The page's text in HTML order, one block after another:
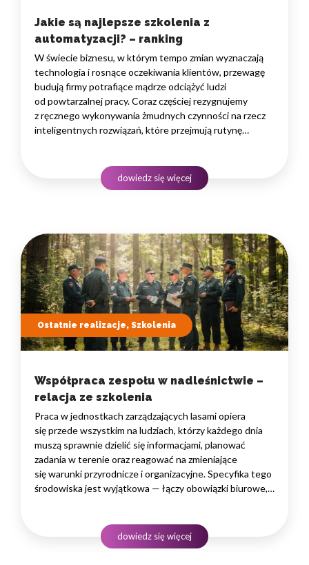
Jakie są najlepsze szkolenia z
automatyzacji? – ranking
W świecie biznesu, w którym tempo zmian wyznaczają
technologia i rosnące oczekiwania klientów, przewagę
budują firmy potrafiące mądrze odciążyć ludzi
od powtarzalnej pracy. Coraz częściej rezygnujemy
z ręcznego wykonywania żmudnych czynności na rzecz
inteligentnych rozwiązań, które przejmują rutynę
rozwojowego to decyzja strategiczna — wpływa
na wydajność zespołów,…
dowiedz się więcej
Ostatnie realizacje, Szkolenia
Współpraca zespołu w nadleśnictwie –
relacja ze szkolenia
Praca w jednostkach zarządzających lasami opiera
się przede wszystkim na ludziach, którzy każdego dnia
muszą sprawnie dzielić się informacjami, planować
zadania w terenie oraz reagować na zmieniające
się warunki przyrodnicze i organizacyjne. Specyfika tego
środowiska jest wyjątkowa — łączy obowiązki biurowe,
podejmowania decyzji. W takim środowisku
to nie pojedyncze kompetencje, lecz dobrze…
dowiedz się więcej